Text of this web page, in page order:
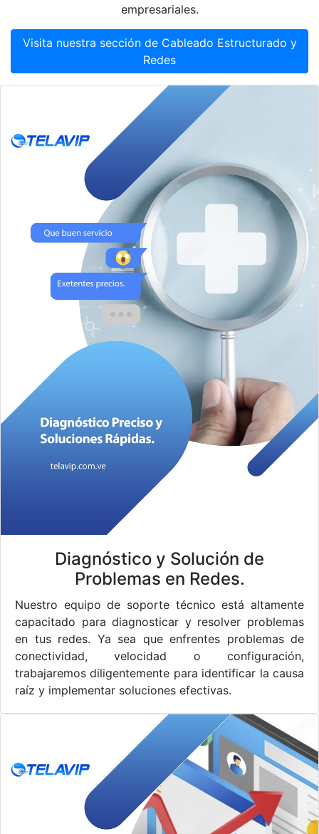
empresariales.
Visita nuestra sección de Cableado Estructurado y
Redes
Diagnóstico y Solución de
Problemas en Redes.
Nuestro equipo de soporte técnico está altamente
capacitado para diagnosticar y resolver problemas
en tus redes. Ya sea que enfrentes problemas de
conectividad, velocidad o configuración,
trabajaremos diligentemente para identificar la causa
raíz y implementar soluciones efectivas.